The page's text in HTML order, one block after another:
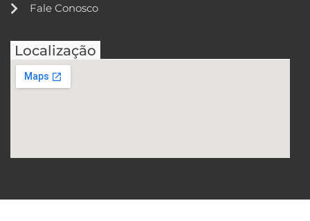
Fale Conosco
Localização